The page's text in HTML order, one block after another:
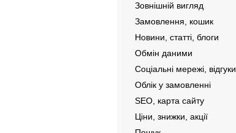
Зовнішній вигляд
Замовлення, кошик
Новини, статті, блоги
Обмін даними
Соціальні мережі, відгуки
Облік у замовленні
SEO, карта сайту
Ціни, знижки, акції